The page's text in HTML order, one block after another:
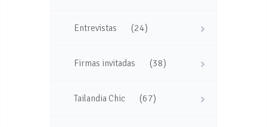
Entrevistas (24)
Firmas invitadas (38)
Tailandia Chic (67)